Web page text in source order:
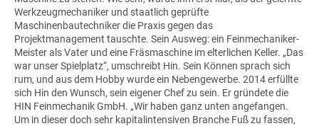
Werkzeugmechaniker und staatlich geprüfte
Maschinenbautechniker die Praxis gegen das
Projektmanagement tauschte. Sein Ausweg: ein Feinmechaniker-
Meister als Vater und eine Fräsmaschine im elterlichen Keller. „Das
war unser Spielplatz“, umschreibt Hin. Sein Können sprach sich
rum, und aus dem Hobby wurde ein Nebengewerbe. 2014 erfüllte
sich Hin den Wunsch, sein eigener Chef zu sein. Er gründete die
HIN Feinmechanik GmbH. „Wir haben ganz unten angefangen.
Um in dieser doch sehr kapitalintensiven Branche Fuß zu fassen,